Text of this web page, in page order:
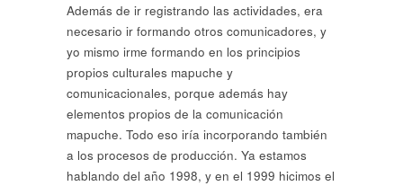
Además de ir registrando las actividades, era
necesario ir formando otros comunicadores, y
yo mismo irme formando en los principios
propios culturales mapuche y
comunicacionales, porque además hay
elementos propios de la comunicación
mapuche. Todo eso iría incorporando también
a los procesos de producción. Ya estamos
hablando del año 1998, y en el 1999 hicimos el